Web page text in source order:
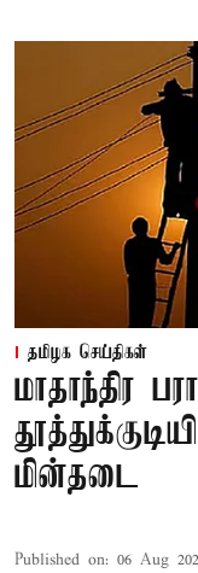
தமிழக செய்திகள்
மாதாந்திர
மின்தடை
Published on: 06 Aug